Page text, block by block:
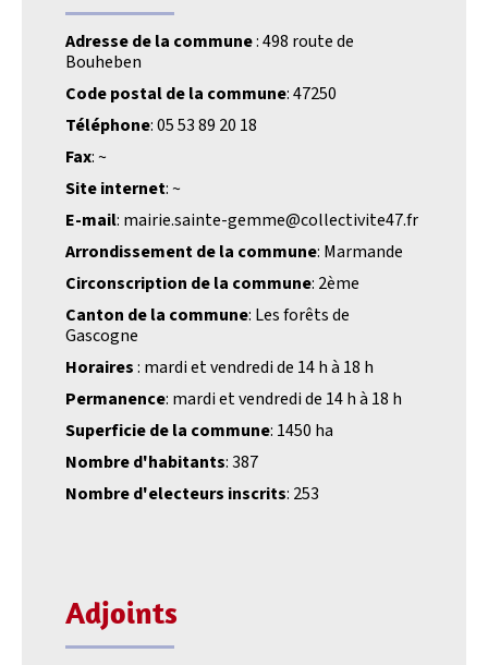
Adresse de la commune: 498 route de
Bouheben
Code postal de la commune: 47250
Téléphone: 05 53 89 20 18
Fax: ~
Site internet: ~
E-mail: mairie.sainte-gemme@collectivite47.fr
Arrondissement de la commune: Marmande
Circonscription de la commune: 2ème
Canton de la commune: Les forêts de
Gascogne
Horaires: mardi et vendredi de 14 h à 18 h
Permanence: mardi et vendredi de 14 h à 18 h
Superficie de la commune: 1450 ha
Nombre d'habitants: 387
Nombre d'electeurs inscrits: 253
Adjoints